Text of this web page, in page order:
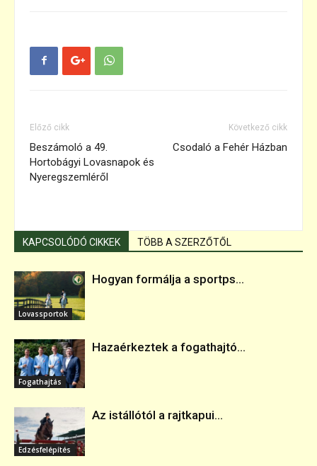
Előző cikk
Beszámoló a 49.
Hortobágyi Lovasnapok és
Nyeregszemléről
Következő cikk
Csodaló a Fehér Házban
KAPCSOLÓDÓ CIKKEK TÖBB A SZERZŐTŐL
Lovassportok
Hogyan formálja a sportps...
Fogathajtás
Hazaérkeztek a fogathajtó...
Edzésfelépítés
Az istállótól a rajtkapui...